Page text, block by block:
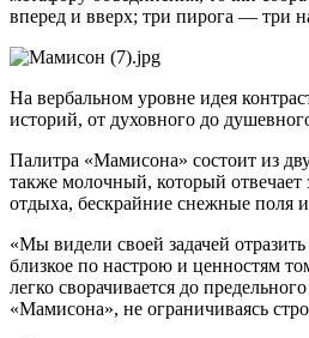
вперед и вверх; три пирога — три
На вербальном уровне идея
историй, от духовного до
Палитра «Мамисона» состоит из
также молочный, который
отдыха, бескрайние снежные поля
«Мы видели своей задачей
близкое по настрою и ценностям
легко сворачивается до
«Мамисона», не ограничиваясь